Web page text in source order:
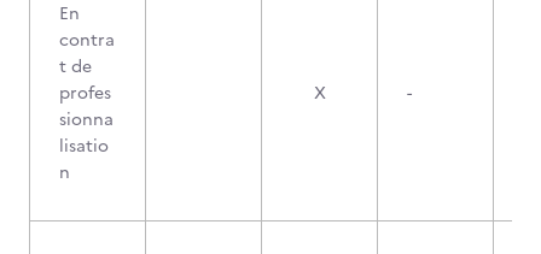
En
contra
t de
profes
sionna
lisatio
n
X -